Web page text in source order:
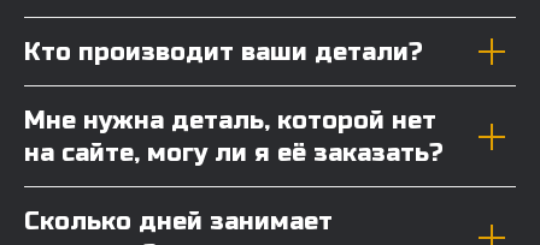
Кто производит ваши детали?
Мне нужна деталь, которой нет
на сайте, могу ли я её заказать?
Сколько дней занимает